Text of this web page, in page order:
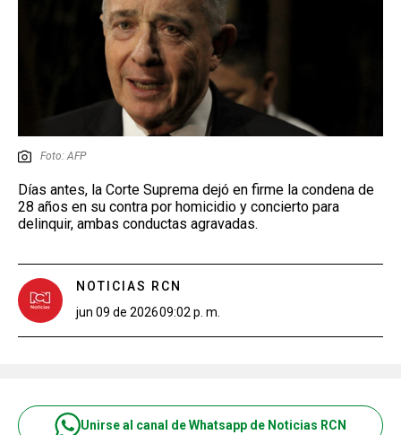
Foto: AFP
Días antes, la Corte Suprema dejó en firme la condena de
28 años en su contra por homicidio y concierto para
delinquir, ambas conductas agravadas.
NOTICIAS RCN
jun 09 de 202609:02 p. m.
Unirse al canal de Whatsapp de Noticias RCN